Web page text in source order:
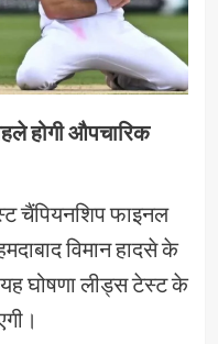
होगी औपचारिक
चैंपियनशिप फाइनल
विमान हादसे के
घोषणा लीड्स टेस्ट के